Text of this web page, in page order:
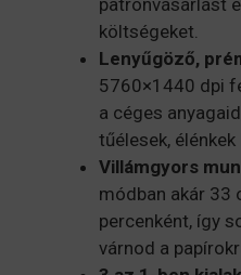
költségeket.
Lenyűgöző,
5760×1440 dpi
a céges
tűélesek, élénkek
Villámgyors
módban akár 33
percenként, így
várnod a